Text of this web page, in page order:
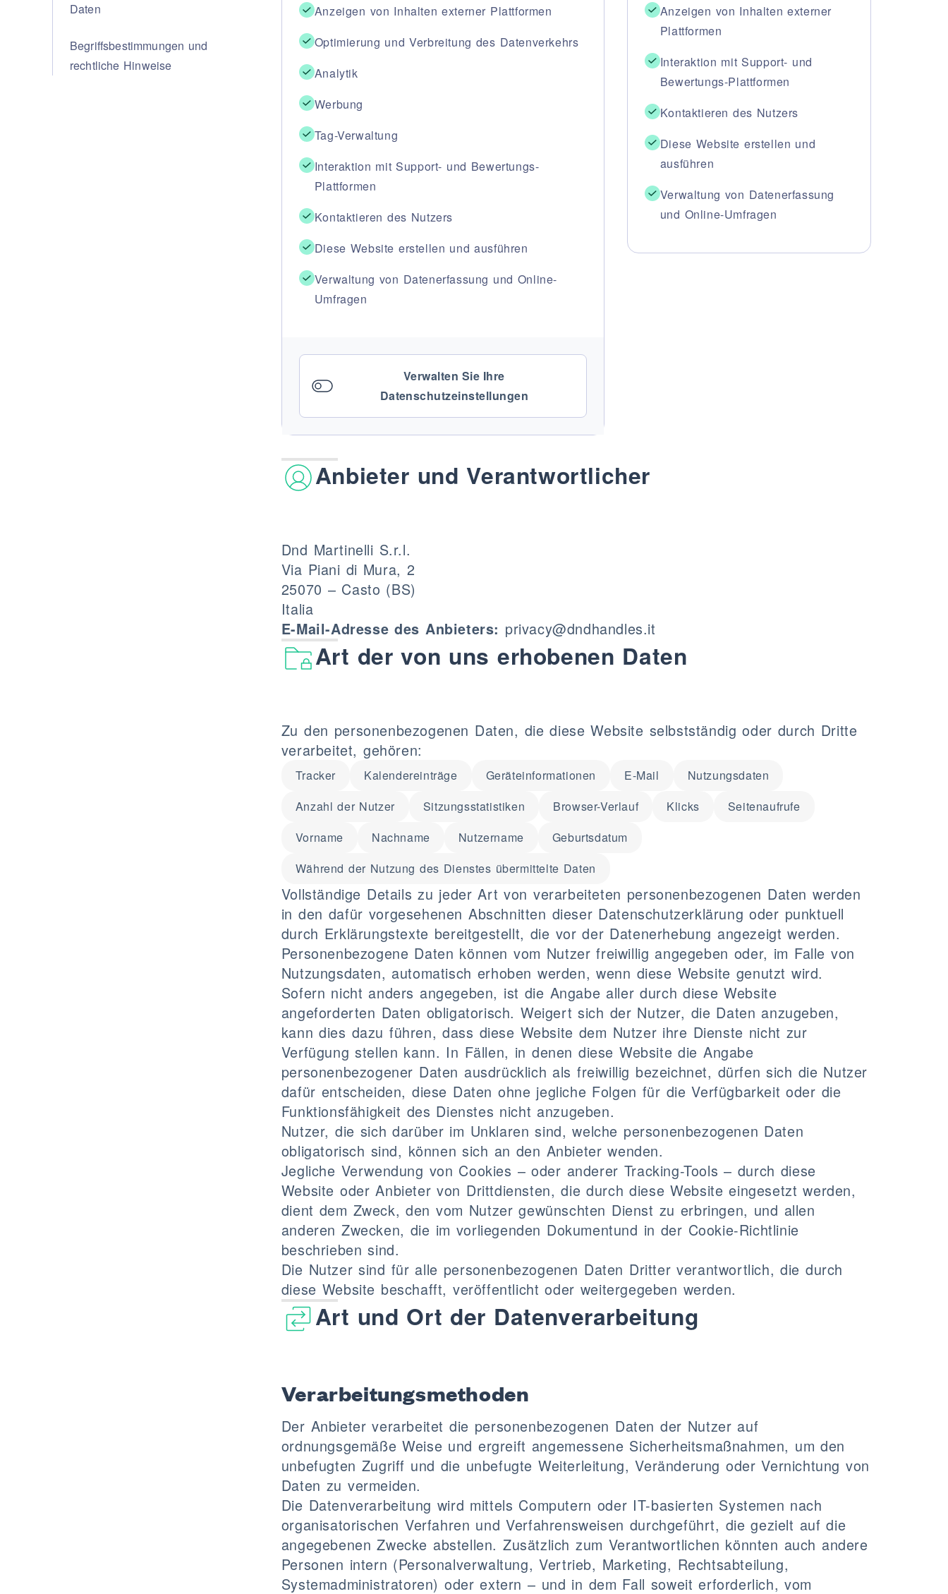
ALLE PROJEKTE
ENGLISH
ESPAÑOL
Daten
Begriffsbestimmungen und
rechtliche Hinweise
Anzeigen von Inhalten externer Plattformen
Optimierung und Verbreitung des Datenverkehrs
Analytik
Werbung
Tag-Verwaltung
Interaktion mit Support- und Bewertungs-
Plattformen
Kontaktieren des Nutzers
Diese Website erstellen und ausführen
Verwaltung von Datenerfassung und Online-
Umfragen
Verwalten Sie Ihre
Datenschutzeinstellungen
Anzeigen von Inhalten externer
Plattformen
Interaktion mit Support- und
Bewertungs-Plattformen
Kontaktieren des Nutzers
Diese Website erstellen und
ausführen
Verwaltung von Datenerfassung
und Online-Umfragen
Anbieter und Verantwortlicher
Dnd Martinelli S.r.l.
Via Piani di Mura, 2
25070 – Casto (BS)
Italia
E-Mail-Adresse des Anbieters: privacy@dndhandles.it
Art der von uns erhobenen Daten
Zu den personenbezogenen Daten, die diese Website selbstständig oder durch Dritte
verarbeitet, gehören:
Tracker Kalendereinträge Geräteinformationen E-Mail
Nutzungsdaten
Anzahl der Nutzer
Sitzungsstatistiken Browser-Verlauf Klicks
Seitenaufrufe
Vorname
Nachname Nutzername
Geburtsdatum
Während der Nutzung des Dienstes übermittelte Daten
Vollständige Details zu jeder Art von verarbeiteten personenbezogenen Daten werden
in den dafür vorgesehenen Abschnitten dieser Datenschutzerklärung oder punktuell
durch Erklärungstexte bereitgestellt, die vor der Datenerhebung angezeigt werden.
Personenbezogene Daten können vom Nutzer freiwillig angegeben oder, im Falle von
Nutzungsdaten, automatisch erhoben werden, wenn diese Website genutzt wird.
Sofern nicht anders angegeben, ist die Angabe aller durch diese Website
angeforderten Daten obligatorisch. Weigert sich der Nutzer, die Daten anzugeben,
kann dies dazu führen, dass diese Website dem Nutzer ihre Dienste nicht zur
Verfügung stellen kann. In Fällen, in denen diese Website die Angabe
personenbezogener Daten ausdrücklich als freiwillig bezeichnet, dürfen sich die Nutzer
dafür entscheiden, diese Daten ohne jegliche Folgen für die Verfügbarkeit oder die
Funktionsfähigkeit des Dienstes nicht anzugeben.
Nutzer, die sich darüber im Unklaren sind, welche personenbezogenen Daten
obligatorisch sind, können sich an den Anbieter wenden.
Jegliche Verwendung von Cookies – oder anderer Tracking-Tools – durch diese
Website oder Anbieter von Drittdiensten, die durch diese Website eingesetzt werden,
dient dem Zweck, den vom Nutzer gewünschten Dienst zu erbringen, und allen
anderen Zwecken, die im vorliegenden Dokumentund in der Cookie-Richtlinie
beschrieben sind.
Die Nutzer sind für alle personenbezogenen Daten Dritter verantwortlich, die durch
diese Website beschafft, veröffentlicht oder weitergegeben werden.
Art und Ort der Datenverarbeitung
Verarbeitungsmethoden
Der Anbieter verarbeitet die personenbezogenen Daten der Nutzer auf
ordnungsgemäße Weise und ergreift angemessene Sicherheitsmaßnahmen, um den
unbefugten Zugriff und die unbefugte Weiterleitung, Veränderung oder Vernichtung von
Daten zu vermeiden.
Die Datenverarbeitung wird mittels Computern oder IT-basierten Systemen nach
organisatorischen Verfahren und Verfahrensweisen durchgeführt, die gezielt auf die
angegebenen Zwecke abstellen. Zusätzlich zum Verantwortlichen könnten auch andere
Personen intern (Personalverwaltung, Vertrieb, Marketing, Rechtsabteilung,
Systemadministratoren) oder extern – und in dem Fall soweit erforderlich, vom